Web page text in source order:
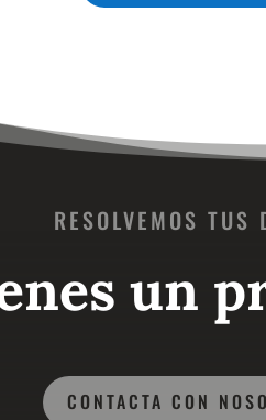
RESOLVEMOS TUS
un
CONTACTA CON